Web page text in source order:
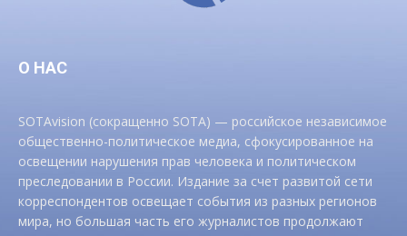
О НАС
SOTAvision (сокращенно SOTA) — российское независимое
общественно-политическое медиа, сфокусированное на
освещении нарушения прав человека и политическом
преследовании в России. Издание за счет развитой сети
корреспондентов освещает события из разных регионов
мира, но большая часть его журналистов продолжают